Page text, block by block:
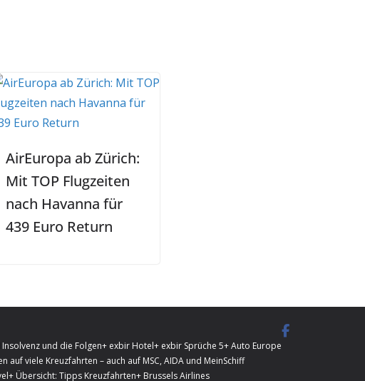
AirEuropa ab Zürich:
Mit TOP Flugzeiten
nach Havanna für
439 Euro Return
Insolvenz und die Folgen+ exbir Hotel+ exbir Sprüche 5+ Auto Europe
viele Kreuzfahrten – auch auf MSC, AIDA und MeinSchiff
+ Übersicht: Tipps Kreuzfahrten+ Brussels Airlines